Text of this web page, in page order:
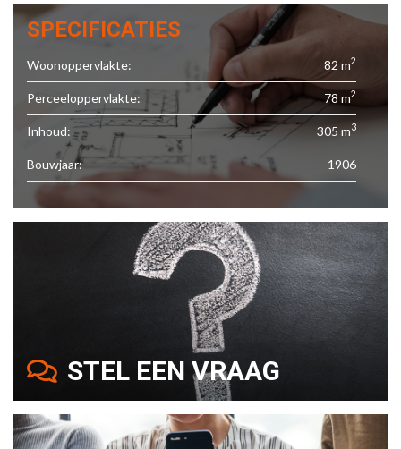
SPECIFICATIES
Woonoppervlakte: 82 m2
Perceeloppervlakte: 78 m2
Inhoud: 305 m3
Bouwjaar: 1906
STEL EEN VRAAG